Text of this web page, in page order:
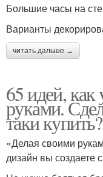
Большие часы на
Варианты
читать дальше →
65 идей,
руками.
таки купить?
«Делая своими
дизайн вы создаете